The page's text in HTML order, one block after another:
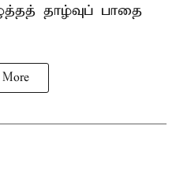
தாழ்வுப் பாதை